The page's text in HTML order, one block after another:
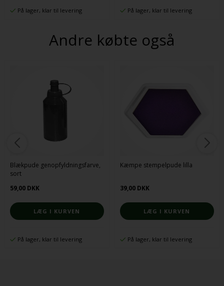
På lager, klar til levering På lager, klar til levering
Andre købte også
Blækpude genopfyldningsfarve,
sort
59,00 DKK
På lager, klar til levering
Kæmpe stempelpude lilla
39,00 DKK
På lager, klar til levering